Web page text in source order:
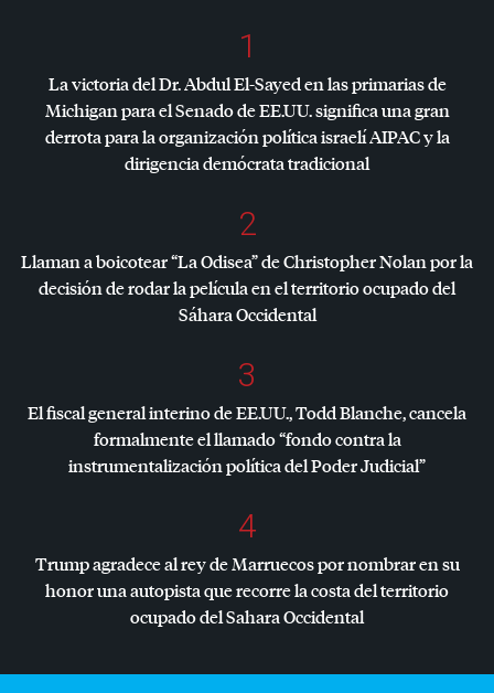
1
La victoria del Dr. Abdul El-Sayed en las primarias de
Michigan para el Senado de EE.UU. significa una gran
derrota para la organización política israelíAIPACy la
dirigencia demócrata tradicional
2
Llaman a boicotear “La Odisea” de Christopher Nolan por la
decisión de rodar la película en el territorio ocupado del
Sáhara Occidental
3
El fiscal general interino de EE.UU., Todd Blanche, cancela
formalmente el llamado “fondo contra la
instrumentalización política del Poder Judicial”
4
Trump agradece al rey de Marruecos por nombrar en su
honor una autopista que recorre la costa del territorio
ocupado del Sahara Occidental